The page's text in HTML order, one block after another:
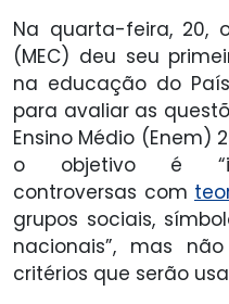
Na quarta-feira, 20,
(MEC) deu seu
na educação do
para avaliar as
Ensino Médio (Enem)
o objetivo é
controversas com
grupos sociais,
nacionais”, mas
critérios que serão